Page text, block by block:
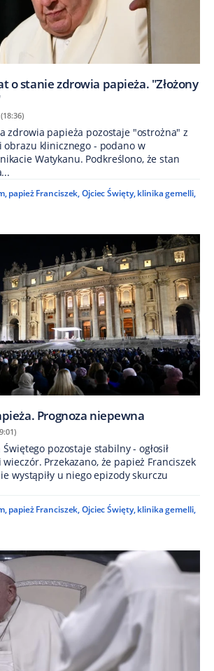
o stanie zdrowia papieża. "Złożony
zdrowia papieża pozostaje "ostrożna" z
obrazu klinicznego - podano w
Watykanu. Podkreślono, że stan
, papież Franciszek,Ojciec Święty, klinika gemelli,
Prognoza niepewna
pozostaje stabilny - ogłosił
Przekazano, że papież Franciszek
wystąpiły u niego epizody skurczu
, papież Franciszek,Ojciec Święty, klinika gemelli,